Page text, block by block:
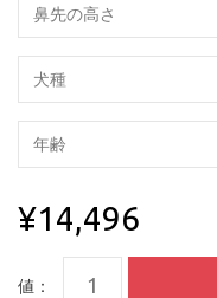
¥14,496
値：